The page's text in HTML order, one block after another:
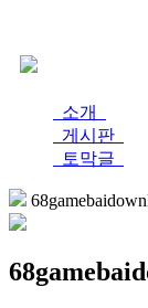
소개
게시판
토막글